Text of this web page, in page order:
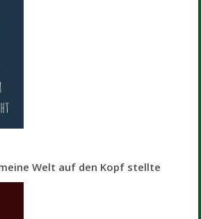
Welt auf den Kopf stellte